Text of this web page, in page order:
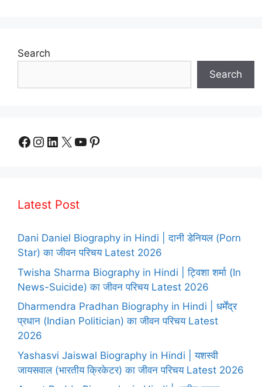
Search
Search
Facebook
Instagram
LinkedIn
X YouTube
Pinterest
Latest Post
Dani Daniel Biography in Hindi | दानी डेनियल (Porn
Star) का जीवन परिचय Latest 2026
Twisha Sharma Biography in Hindi | ट्विशा शर्मा (In
News-Suicide) का जीवन परिचय Latest 2026
Dharmendra Pradhan Biography in Hindi | धर्मेंद्र
प्रधान (Indian Politician) का जीवन परिचय Latest
2026
Yashasvi Jaiswal Biography in Hindi | यशस्वी
जायसवाल (भारतीय क्रिकेटर) का जीवन परिचय Latest 2026